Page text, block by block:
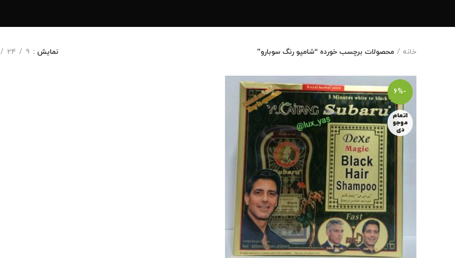
خانه محصولات برچسب خورده “شامپو رنگ سوبارو” نمایش 9
24
-6%
اتمام
موجو
دی